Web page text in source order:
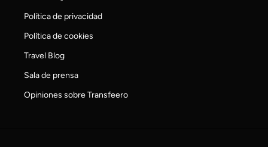
Política de privacidad
Política de cookies
Travel Blog
Sala de prensa
Opiniones sobre Transfeero